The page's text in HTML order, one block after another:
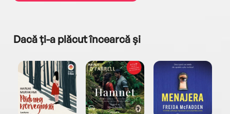
Dacă ți-a plăcut încearcă și